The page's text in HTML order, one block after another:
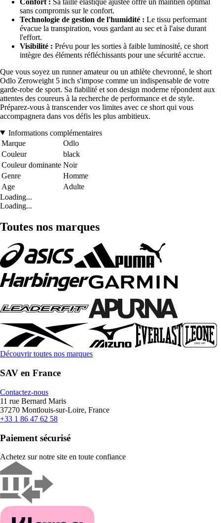
sans compromis sur le confort.
Technologie de gestion de l'humidité : Le tissu performant
évacue la transpiration, vous gardant au sec et à l'aise durant
l'effort.
Visibilité : Prévu pour les sorties à faible luminosité, ce short
intègre des éléments réfléchissants pour une sécurité accrue.
Que vous soyez un runner amateur ou un athlète chevronné, le short
Odlo Zeroweight 5 inch s'impose comme un indispensable de votre
garde-robe de sport. Sa fiabilité et son design moderne répondent aux
attentes des coureurs à la recherche de performance et de style.
Préparez-vous à transcender vos limites avec ce short qui vous
accompagnera dans vos défis les plus ambitieux.
Informations complémentaires
Marque
Odlo
Couleur
black
Couleur dominante Noir
Genre
Homme
Age
Adulte
Loading...
Loading...
Toutes nos marques
Découvrir toutes nos marques
SAV en France
Contactez-nous
11 rue Bernard Maris
37270 Montlouis-sur-Loire, France
+33 1 86 47 62 58
Paiement sécurisé
Achetez sur notre site en toute confiance